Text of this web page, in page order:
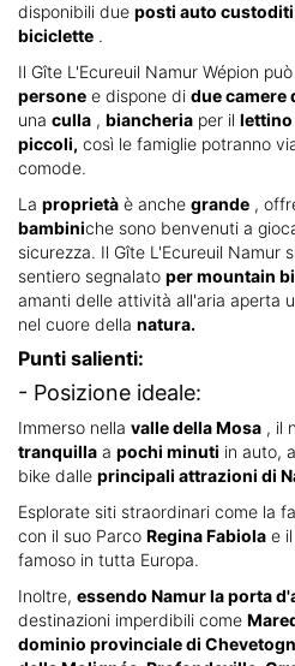
disponibili due posti auto custoditi
biciclette .
Il Gîte L'Ecureuil Namur Wépion
persone e dispone di due camere
una culla , biancheria per il lettino
piccoli, così le famiglie potranno
comode.
La proprietà è anche grande ,
bambiniche sono benvenuti a
sicurezza. Il Gîte L'Ecureuil Namur
sentiero segnalato per mountain
amanti delle attività all'aria aperta
nel cuore della natura.
Punti salienti:
- Posizione ideale:
Immerso nella valle della Mosa , il
tranquilla a pochi minuti in auto,
bike dalle principali attrazioni di
Esplorate siti straordinari come la
con il suo Parco Regina Fabiola e
famoso in tutta Europa.
Inoltre, essendo Namur la porta
destinazioni imperdibili come
dominio provinciale di